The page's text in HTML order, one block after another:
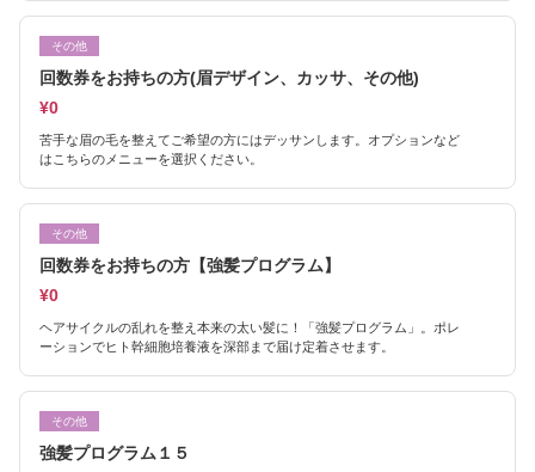
その他
回数券をお持ちの方(眉デザイン、カッサ、その他)
¥0
苦手な眉の毛を整えてご希望の方にはデッサンします。オプションなど
はこちらのメニューを選択ください。
その他
回数券をお持ちの方【強髪プログラム】
¥0
ヘアサイクルの乱れを整え本来の太い髪に！「強髪プログラム」。ポレ
ーションでヒト幹細胞培養液を深部まで届け定着させます。
その他
強髪プログラム１５